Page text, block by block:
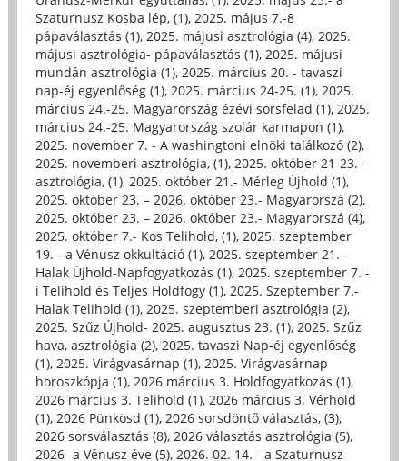
Szaturnusz Kosba lép, (1), 2025. május 7.-8
pápaválasztás (1), 2025. májusi asztrológia (4), 2025.
májusi asztrológia- pápaválasztás (1), 2025. májusi
mundán asztrológia (1), 2025. március 20. - tavaszi
nap-éj egyenlőség (1), 2025. március 24-25. (1), 2025.
március 24.-25. Magyarország ézévi sorsfelad (1), 2025.
március 24.-25. Magyarország szolár karmapon (1),
2025. november 7. - A washingtoni elnöki találkozó (2),
2025. novemberi asztrológia, (1), 2025. október 21-23. -
asztrológia, (1), 2025. október 21.- Mérleg Újhold (1),
2025. október 23. – 2026. október 23.- Magyarorszá (2),
2025. október 23. – 2026. október 23.- Magyarorszá (4),
2025. október 7.- Kos Telihold, (1), 2025. szeptember
19. - a Vénusz okkultáció (1), 2025. szeptember 21. -
Halak Újhold-Napfogyatkozás (1), 2025. szeptember 7. -
i Telihold és Teljes Holdfogy (1), 2025. Szeptember 7.-
Halak Telihold (1), 2025. szeptemberi asztrológia (2),
2025. Szűz Újhold- 2025. augusztus 23. (1), 2025. Szűz
hava, asztrológia (2), 2025. tavaszi Nap-éj egyenlőség
(1), 2025. Virágvasárnap (1), 2025. Virágvasárnap
horoszkópja (1), 2026 március 3. Holdfogyatkozás (1),
2026 március 3. Telihold (1), 2026 március 3. Vérhold
(1), 2026 Pünkösd (1), 2026 sorsdöntő választás, (3),
2026 sorsválasztás (8), 2026 választás asztrológia (5),
2026- a Vénusz éve (5), 2026. 02. 14. - a Szaturnusz